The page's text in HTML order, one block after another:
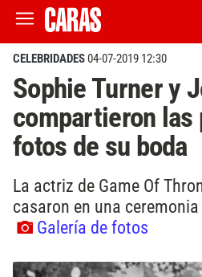
CELEBRIDADES04-07-2019 12:30
Sophie Turner y
compartieron las
fotos de su boda
La actriz de Game Of
casaron en una
Galería de fotos